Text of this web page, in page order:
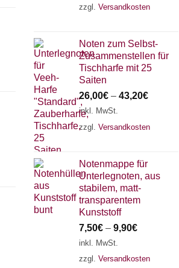
zzgl. Versandkosten
Noten zum Selbst-
Zusammenstellen für
Tischharfe mit 25
Saiten
26,00€ – 43,20€
inkl. MwSt.
zzgl. Versandkosten
Notenmappe für
Unterlegnoten, aus
stabilem, matt-
transparentem
Kunststoff
7,50€ – 9,90€
inkl. MwSt.
zzgl. Versandkosten